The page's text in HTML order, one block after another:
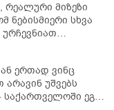
მიზეზი
ნებისმიერი სხვა
ურჩევნიათ
-
ერთად ვინც
უშვებს